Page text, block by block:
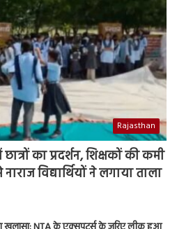
Rajasthan
का प्रदर्शन, शिक्षकों की कमी
विद्यार्थियों ने लगाया ताला